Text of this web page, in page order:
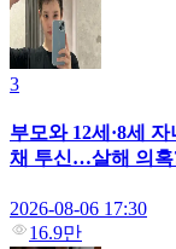
3
부모와 12세·8세
채 투신…살해 의혹
2026-08-06 17:30
16.9만